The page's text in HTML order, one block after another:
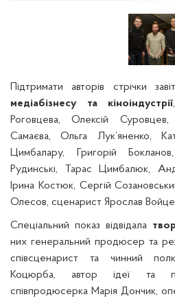
Підтримати авторів стрічки
медіабізнесу та кіноіндустрії
Роговцева, Олексій
Самаєва, Ольга Лук’яненко,
Цимбалару, Григорій
Рудинські, Тарас Цимбалюк,
Ірина Костюк, Сергій
Олесов, сценарист Ярослав
Спеціальний показ відвідала
них генеральний продюсер та
співсценарист та чинний
Коцюрба, автор ідеї та
співпродюсерка Марія Дончик,